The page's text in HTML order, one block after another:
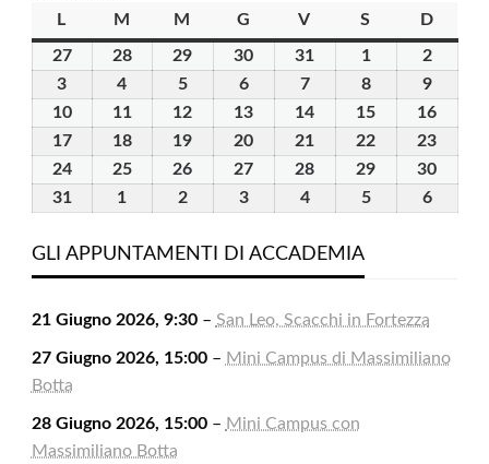
L
M martedì
M mercoledì
G giovedìV venerdì
S sabatoD
2727
Luglio
2026
2828
29 30 31 11
Agosto
2026
22
Agosto
2026
3
Agosto
2026
4
Agosto
2026
55
Agosto
2026
66
Agosto
2026
77
Agosto
2026
88
Agosto
2026
99
Agosto
2026
1010
Agosto
2026
1111
Agosto
2026
12
Agosto
13
Agosto
14
Agosto
15
Agosto
16
1717
Agosto
1818
Agosto
19
Agosto
20
Agosto
21
Agosto
22
Agosto
23
2424
Agosto
2525
Agosto
26
Agosto
27
Agosto
28
Agosto
29
Agosto
30
3131
2026
1
2026
22
2026
33
2026
44
2026
55
66
GLI APPUNTAMENTI DI ACCADEMIA
21 Giugno 2026, 9:30– San Leo, Scacchi in Fortezza
27 Giugno 2026, 15:00– Mini Campus di Massimiliano
Botta
28 Giugno 2026, 15:00– Mini Campus con
Massimiliano Botta